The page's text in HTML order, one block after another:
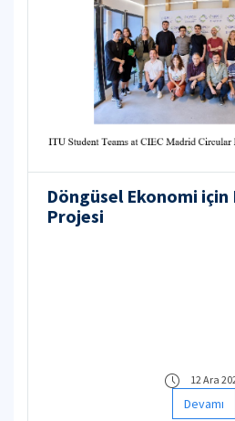
Döngüsel Ekonomi
Projesi
12 Ara
Devamı